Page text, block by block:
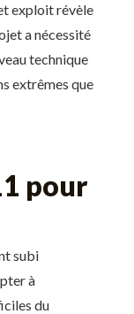
exploit révèle
a nécessité
technique
extrêmes que
pour
subi
à
du